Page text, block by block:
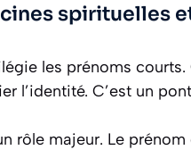
spirituelles
les prénoms
l’identité. C’est un
rôle majeur. Le